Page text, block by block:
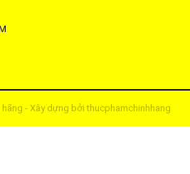
- Xây dựng bởithucphamchinhhang